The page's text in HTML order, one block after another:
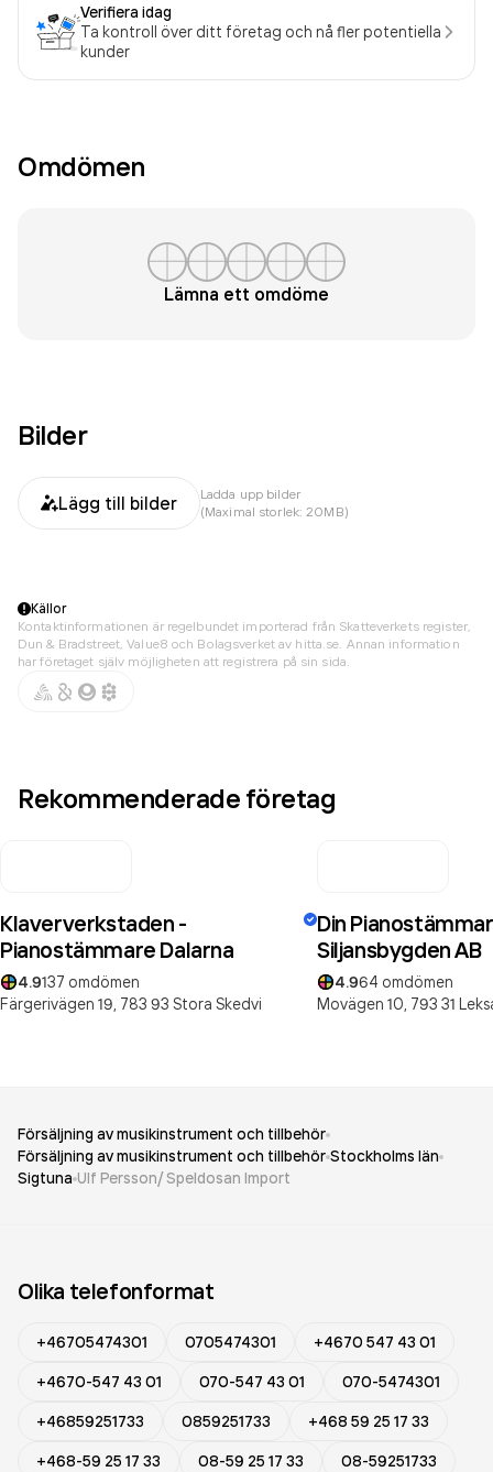
Verifiera idag
Ta kontroll över ditt företag och nå fler potentiella
kunder
Omdömen
Lämna ett omdöme
Bilder
Lägg till bilder
Ladda upp bilder
(Maximal storlek: 20MB)
Källor
Kontaktinformationen är regelbundet importerad från Skatteverkets register,
Dun & Bradstreet, Value8 och Bolagsverket av hitta.se. Annan information
har företaget själv möjligheten att registrera på sin sida.
Rekommenderade företag
Klaververkstaden -
Pianostämmare Dalarna
4.9137 omdömen
Färgerivägen 19, 783 93 Stora Skedvi
Din
Siljansbygden AB
4.964 omdömen
Movägen 10, 793 31
Försäljning av musikinstrument och tillbehör
Försäljning av musikinstrument och tillbehör Stockholms län
Sigtuna Ulf Persson/ Speldosan Import
Olika telefonformat
+46705474301 0705474301
+4670 547 43 01
+4670-547 43 01
070-547 43 01
070-5474301
+46859251733
0859251733
+468 59 25 17 33
+468-59 25 17 33
08-59 25 17 33 08-59251733